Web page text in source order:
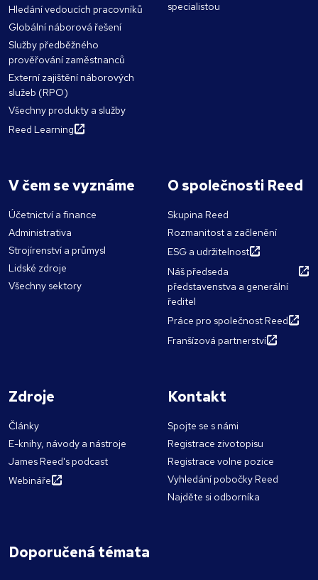
Hledání vedoucích pracovníků
Globální náborová řešení
Služby předběžného
prověřování zaměstnanců
Externí zajištění náborových
služeb (RPO)
Všechny produkty a služby
Reed Learning
specialistou
V čem se vyznáme
Účetnictví a finance
Administrativa
Strojírenství a průmysl
Lidské zdroje
Všechny sektory
O společnosti Reed
Skupina Reed
Rozmanitost a začlenění
ESG a udržitelnost
Náš předseda
představenstva a generální
ředitel
Práce pro společnost Reed
Franšízová partnerství
Zdroje
Články
E-knihy, návody a nástroje
James Reed's podcast
Webináře
Kontakt
Spojte se s námi
Registrace zivotopisu
Registrace volne pozice
Vyhledání pobočky Reed
Najděte si odborníka
Doporučená témata